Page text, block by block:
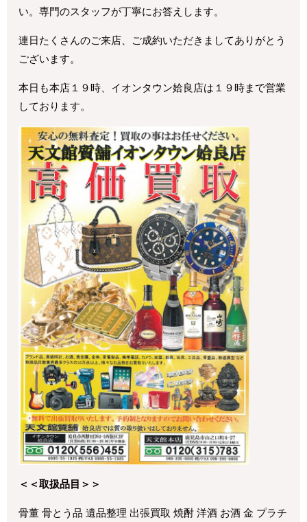
い。専門のスタッフが丁寧にお答えします。
連日たくさんのご来店、ご成約いただきましてありがとう
ございます。
本日も本店１９時、イオンタウン姶良店は１９時まで営業
しております。
＜＜取扱品目＞＞
骨董 骨とう品 遺品整理 出張買取 焼酎 洋酒 お酒 金 プラチ